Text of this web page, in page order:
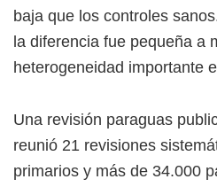
baja que los controles
la diferencia fue pequeña a
heterogeneidad importante
Una revisión paraguas
reunió 21 revisiones
primarios y más de 34.000